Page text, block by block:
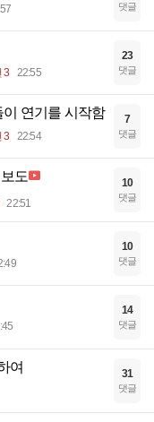
댓글
3 22:55
23
댓글
연기를 시작함
3 22:54
7
댓글
도
22:51
10
댓글
10
댓글
14
댓글
여 31
댓글